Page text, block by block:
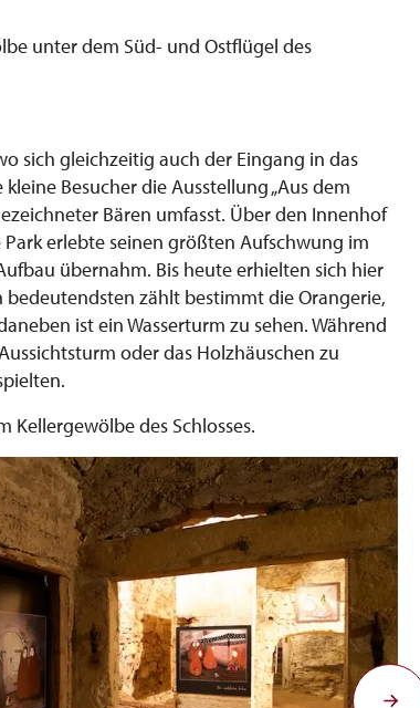
unter dem Süd- und Ostflügel des
sich gleichzeitig auch der Eingang in das
Besucher die Ausstellung „Aus dem
Bären umfasst. Über den Innenhof
erlebte seinen größten Aufschwung im
übernahm. Bis heute erhielten sich hier
zählt bestimmt die Orangerie,
ist ein Wasserturm zu sehen. Während
oder das Holzhäuschen zu
Kellergewölbe des Schlosses.